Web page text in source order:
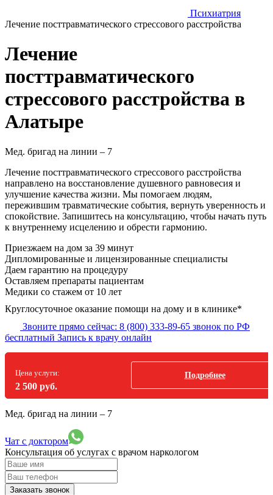
Психиатрия
Лечение посттравматического стрессового расстройства
Лечение
посттравматического
стрессового расстройства в
Алатыре
Мед. бригад на линии – 7
Лечение посттравматического стрессового расстройства
направлено на восстановление душевного равновесия и
улучшение качества жизни. Мы помогаем людям,
пережившим травматические события, вернуть уверенность и
спокойствие. Запишитесь на консультацию, чтобы начать путь
к внутреннему исцелению и обрести гармонию.
Приезжаем на дом за 39 минут
Дипломированные и лицензированные специалисты
Даем гарантию на процедуру
Оставляем препараты пациентам
Медики со стажем от 10 лет
Круглосуточное оказание помощи на дому и в клинике*
Звоните прямо сейчас: 8 (800) 333-89-65 звонок по РФ
бесплатный Запись к врачу онлайн
Цена услуги:
2 500 руб.
Подробнее
Мед. бригад на линии – 7
Чат с доктором
Консультация об услугах с врачом наркологом
Заказать звонок